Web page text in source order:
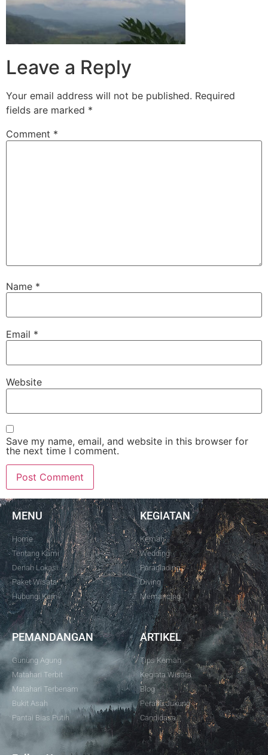
Leave a Reply
Your email address will not be published. Required
fields are marked *
Comment *
Name *
Email *
Website
Save my name, email, and website in this browser for
the next time I comment.
MENU
Home
Tentang Kami
Denah Lokasi
Paket Wisata
Hubungi Kami
KEGIATAN
Kemah
Wedding
Paraglading
Diving
Memancing
PEMANDANGAN
Gunung Agung
Matahari Terbit
Matahari Terbenam
Bukit Asah
Pantai Bias Putih
ARTIKEL
Tips Kemah
Kegiata Wisata
Blog
Perahu Jukung
Candidasa